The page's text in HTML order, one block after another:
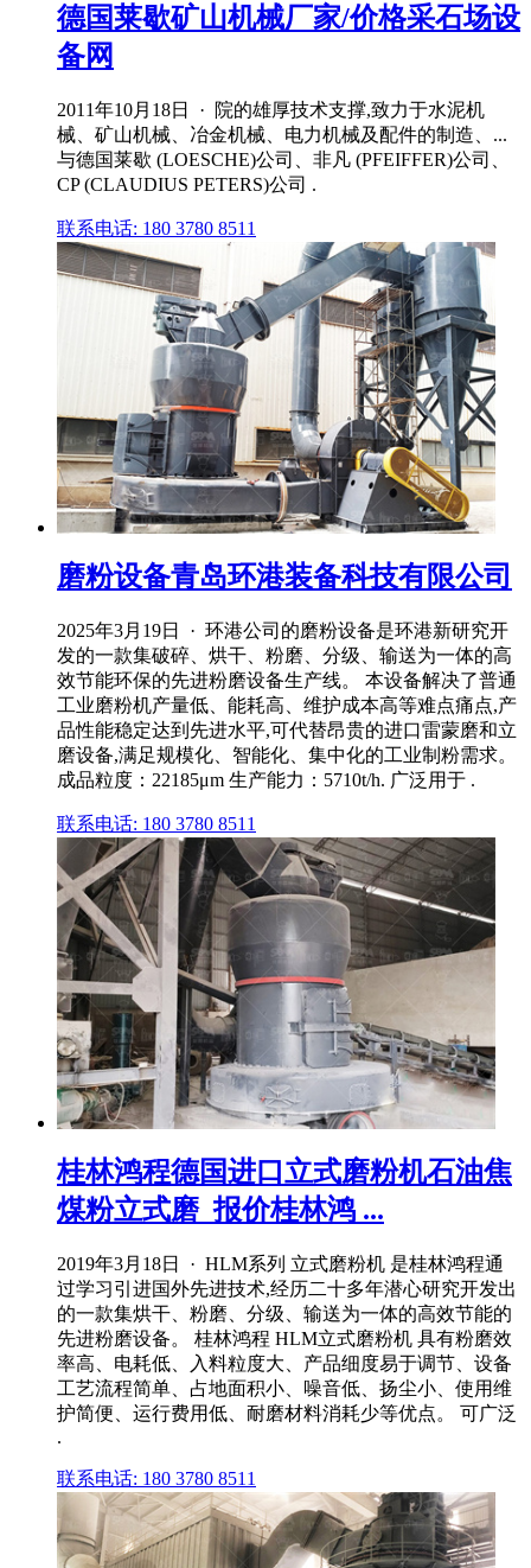
德国莱歇矿山机械厂家/价格采石场设
备网
2011年10月18日 · 院的雄厚技术支撑,致力于水泥机
械、矿山机械、冶金机械、电力机械及配件的制造、...
与德国莱歇 (LOESCHE)公司、非凡 (PFEIFFER)公司、
CP (CLAUDIUS PETERS)公司 .
联系电话: 180 3780 8511
磨粉设备青岛环港装备科技有限公司
2025年3月19日 · 环港公司的磨粉设备是环港新研究开
发的一款集破碎、烘干、粉磨、分级、输送为一体的高
效节能环保的先进粉磨设备生产线。 本设备解决了普通
工业磨粉机产量低、能耗高、维护成本高等难点痛点,产
品性能稳定达到先进水平,可代替昂贵的进口雷蒙磨和立
磨设备,满足规模化、智能化、集中化的工业制粉需求。
成品粒度：22185μm 生产能力：5710t/h. 广泛用于 .
联系电话: 180 3780 8511
桂林鸿程德国进口立式磨粉机石油焦
煤粉立式磨_报价桂林鸿 ...
2019年3月18日 · HLM系列 立式磨粉机 是桂林鸿程通
过学习引进国外先进技术,经历二十多年潜心研究开发出
的一款集烘干、粉磨、分级、输送为一体的高效节能的
先进粉磨设备。 桂林鸿程 HLM立式磨粉机 具有粉磨效
率高、电耗低、入料粒度大、产品细度易于调节、设备
工艺流程简单、占地面积小、噪音低、扬尘小、使用维
护简便、运行费用低、耐磨材料消耗少等优点。 可广泛
.
联系电话: 180 3780 8511